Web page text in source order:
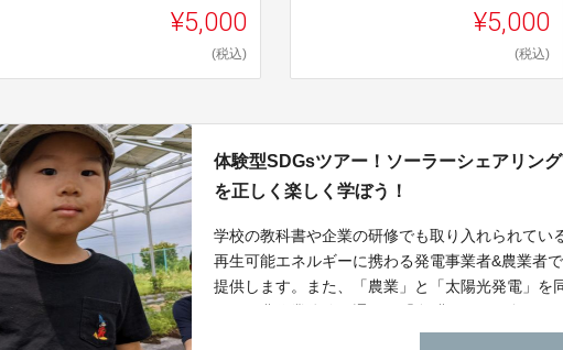
¥5,000
(税込)
¥5,000
(税込)
体験型SDGsツアー！ソーラーシェアリン
を正しく楽しく学ぼう！
学校の教科書や企業の研修でも取り入れられてい
再生可能エネルギーに携わる発電事業者&農業者
提供します。また、「農業」と「太陽光発電」を
の考え方を実感できるツアーになります！